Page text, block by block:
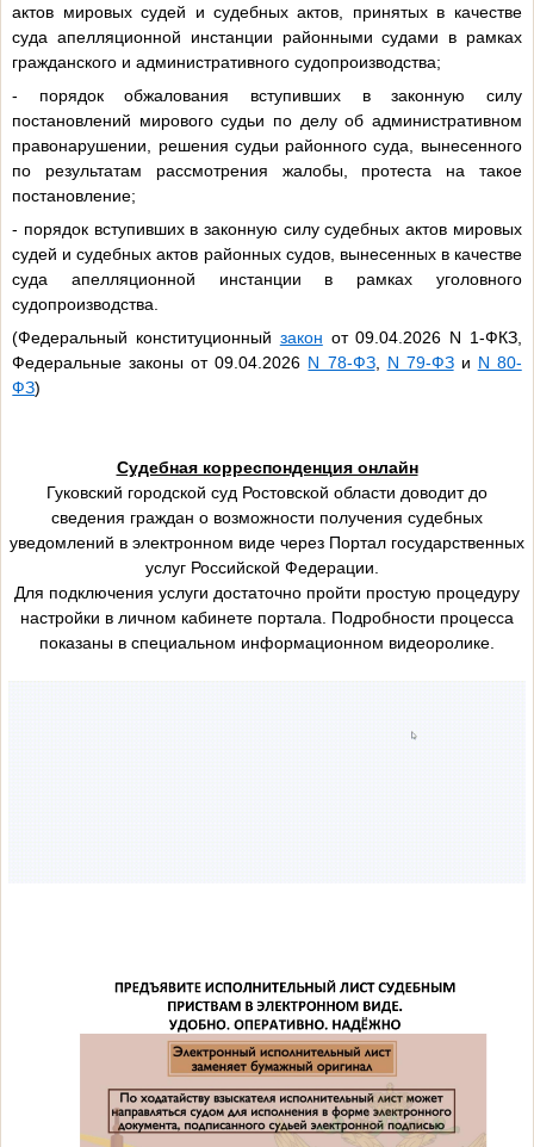
актов мировых судей и судебных актов, принятых в качестве
суда апелляционной инстанции районными судами в рамках
гражданского и административного судопроизводства;
- порядок обжалования вступивших в законную силу
постановлений мирового судьи по делу об административном
правонарушении, решения судьи районного суда, вынесенного
по результатам рассмотрения жалобы, протеста на такое
постановление;
- порядок вступивших в законную силу судебных актов мировых
судей и судебных актов районных судов, вынесенных в качестве
суда апелляционной инстанции в рамках уголовного
судопроизводства.
(Федеральный конституционный закон от 09.04.2026 N 1-ФКЗ,
Федеральные законы от 09.04.2026 N 78-ФЗ, N 79-ФЗи N 80-
ФЗ)
Судебная корреспонденция онлайн
Гуковский городской суд Ростовской области доводит до
сведения граждан о возможности получения судебных
уведомлений в электронном виде через Портал государственных
услуг Российской Федерации.
Для подключения услуги достаточно пройти простую процедуру
настройки в личном кабинете портала. Подробности процесса
показаны в специальном информационном видеоролике.